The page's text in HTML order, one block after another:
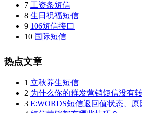
7 工资条短信
8 生日祝福短信
9 106短信接口
10 国际短信
热点文章
1 立秋养生短信
2 为什么你的群发营销短信没有
3 E:WORDS短信返回值状态、